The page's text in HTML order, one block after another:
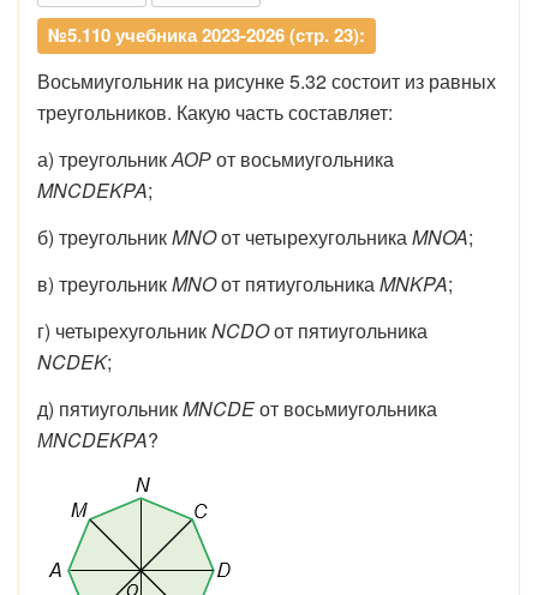
№5.110 учебника 2023-2026 (стр. 23):
Восьмиугольник на рисунке 5.32 состоит из равных
треугольников. Какую часть составляет:
а) треугольникАОРот восьмиугольника
MNCDEKPA;
б) треугольникMNOот четырехугольникаMNOA;
в) треугольникMNOот пятиугольникаMNKPA;
г) четырехугольникNCDOот пятиугольника
NCDEK;
д) пятиугольникMNCDEот восьмиугольника
МNCDEKPA?